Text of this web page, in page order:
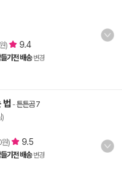
) 9.4
기전 배송 변경
법 -튼튼곰 7
)
) 9.5
기전 배송 변경